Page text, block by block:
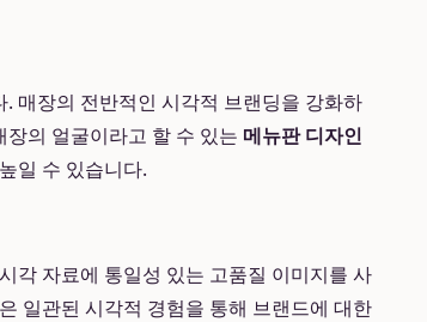
매장의 전반적인 시각적 브랜딩을 강화하
의 얼굴이라고 할 수 있는 메뉴판 디자인
일 수 있습니다.
각 자료에 통일성 있는 고품질 이미지를 사
일관된 시각적 경험을 통해 브랜드에 대한